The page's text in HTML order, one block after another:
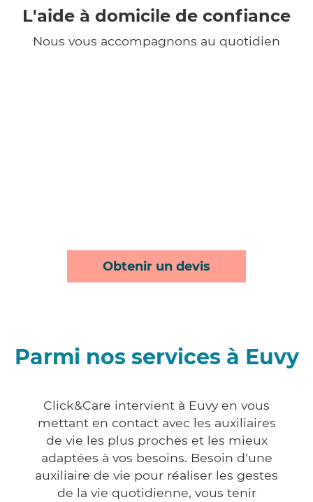
L'aide à domicile de confiance
Nous vous accompagnons au quotidien
Obtenir un devis
Parmi nos services à Euvy
Click&Care intervient à Euvy en vous
mettant en contact avec les auxiliaires
de vie les plus proches et les mieux
adaptées à vos besoins. Besoin d'une
auxiliaire de vie pour réaliser les gestes
de la vie quotidienne, vous tenir